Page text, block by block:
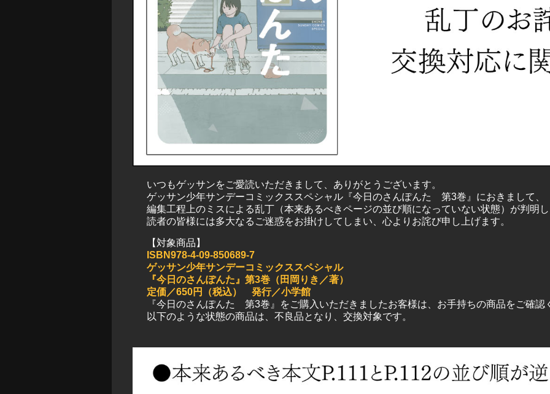
いつもゲッサンをご愛読いただきまして、ありがとうございます。
ゲッサン少年サンデーコミックススペシャル『今日のさんぽんた 第3巻』におきまして、
編集工程上のミスによる乱丁（本来あるべきページの並び順になっていない状態）が判明
読者の皆様には多大なるご迷惑をお掛けしてしまい、心よりお詫び申し上げます。
【対象商品】
ISBN978-4-09-850689-7
ゲッサン少年サンデーコミックススペシャル
『今日のさんぽんた』第3巻（田岡りき／著）
定価／650円（税込） 発行／小学館
『今日のさんぽんた 第3巻』をご購入いただきましたお客様は、お手持ちの商品をご確認
以下のような状態の商品は、不良品となり、交換対象です。